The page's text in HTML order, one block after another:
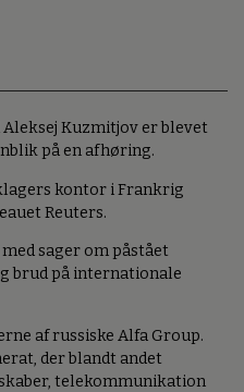
Kuzmitjov er blevet
på en afhøring.
kontor i Frankrig
Reuters.
sager om påstået
brud på internationale
af russiske Alfa Group.
der blandt andet
telekommunikation